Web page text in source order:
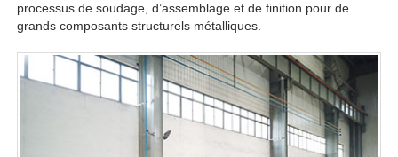
processus de soudage, d’assemblage et de finition pour de
grands composants structurels métalliques.